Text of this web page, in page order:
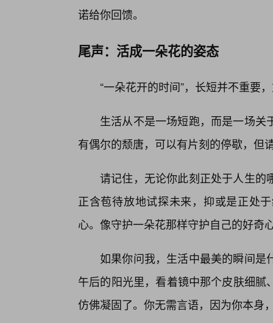
诺给你回馈。
尾声：活成一朵花的姿态
“一朵花开的时间”，长短并不重要
生活从不是一场短跑，而是一场
有偶尔的颓唐，可以有片刻的停歇，但
请记住，无论你此刻正处于人生
正含苞待放地试探未来，抑或是正处
心。像守护一朵花那样守护自己的好奇
如果你问我，生活中最美的瞬间是
午后的阳光里，看着镜中那个皮肤细
仿佛凝固了。你无需言语，因为你本身